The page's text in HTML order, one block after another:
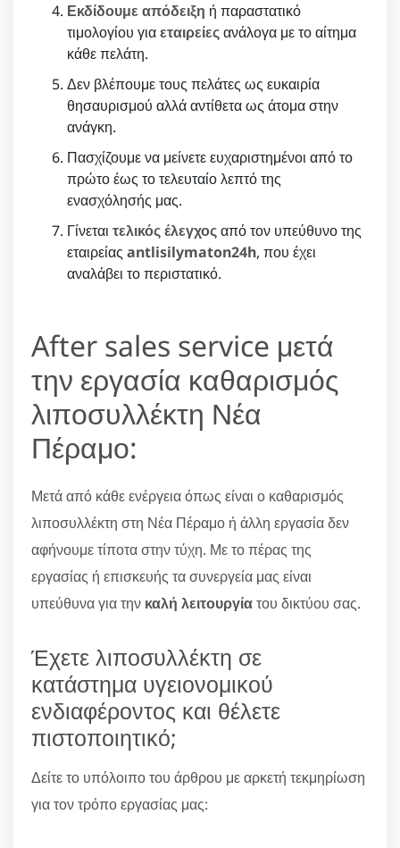
Εκδίδουμε απόδειξη ή παραστατικό
τιμολογίου γιαεταιρείεςανάλογα με το αίτημα
κάθε πελάτη.
Δεν βλέπουμε τους πελάτες ως ευκαιρία
θησαυρισμού αλλά αντίθετα ως άτομα στην
ανάγκη.
Πασχίζουμε να μείνετε ευχαριστημένοι από το
πρώτο έως το τελευταίο λεπτό της
ενασχόλησής μας.
Γίνεται τελικός έλεγχοςαπό τον υπεύθυνο της
εταιρείας antlisilymaton24h, που έχει
αναλάβει το περιστατικό.
After sales service μετά
την εργασία καθαρισμός
λιποσυλλέκτη Νέα
Πέραμο:
Μετά από κάθε ενέργεια όπως είναι ο καθαρισμός
λιποσυλλέκτη στη Νέα Πέραμο ή άλλη εργασία δεν
αφήνουμε τίποτα στην τύχη. Με το πέρας της
εργασίας ή επισκευής τα συνεργεία μας είναι
υπεύθυνα για την καλή λειτουργίατου δικτύου σας.
Έχετε λιποσυλλέκτη σε
κατάστημα υγειονομικού
ενδιαφέροντος και θέλετε
πιστοποιητικό;
Δείτε το υπόλοιπο του άρθρου με αρκετή τεκμηρίωση
για τον τρόπο εργασίας μας: